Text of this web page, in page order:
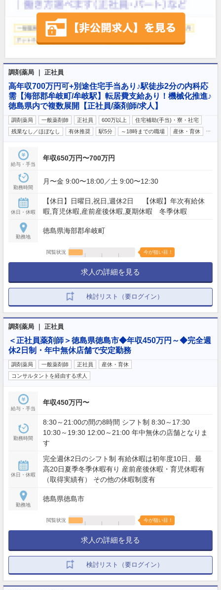
調剤薬局 ｜ 正社員
高年収700万円可+別途住宅手当あり♪駅徒歩2分の内科応
需【海部郡牟岐町/牟岐駅】転居費支給あり！機械化推進♪
徳島県内で複数展開【正社員/薬剤師/求人】
調剤薬局 一般薬剤師 正社員 600万以上
住宅補助(手当)・寮・社宅
残業なし／ほぼなし
有休推奨 駅5分 ～18時までの職場 産休・育休
給与・手当
年収650万円〜700万円
勤務時間
月〜金 9:00〜18:00／土 9:00〜12:30
休日・休暇
【休日】日曜日,祝日,週休2日 【休暇】年次有給休
暇,育児休暇,産前産後休暇,夏期休暇 冬季休暇
勤務地
徳島県海部郡牟岐町
閲覧状況 今が狙い目！
求人の詳細を見る
検討リスト（要ログイン）
調剤薬局 ｜ 正社員
＜正社員薬剤師＞徳島県徳島市◆年収450万円～◆完全週
休2日制・年中無休店舗で安定勤務
調剤薬局 一般薬剤師 正社員
産休・育休
コンサルタントを経由する求人
給与・手当
年収450万円〜
勤務時間
8:30～21:00の間の8時間 シフト制 8:30～17:30
10:30～19:30 12:00～21:00 年中無休の店舗となりま
す
休日・休暇
完全週休2日のシフト制 有給休暇は初年度10日、最
高20日夏季冬季休暇有り 産前産後休暇・育児休暇有
（取得実績有） その他の休暇制度有
勤務地
徳島県徳島市
閲覧状況 今が狙い目！
求人の詳細を見る
検討リスト（要ログイン）